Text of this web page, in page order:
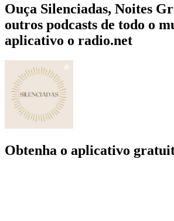
Ouça Silenciadas, Noites
outros podcasts de todo o
aplicativo o radio.net
Obtenha o aplicativo